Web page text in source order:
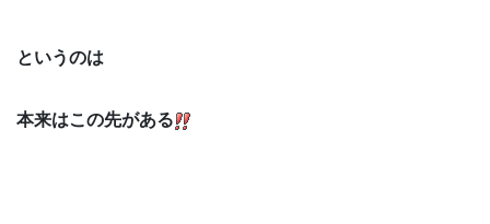
というのは
本来はこの先がある